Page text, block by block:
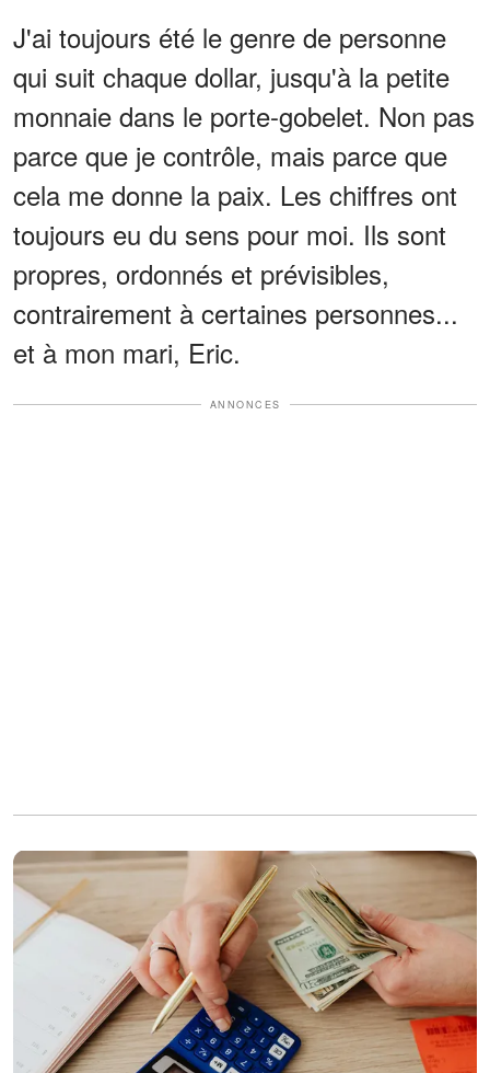
J'ai toujours été le genre de personne
qui suit chaque dollar, jusqu'à la petite
monnaie dans le porte-gobelet. Non pas
parce que je contrôle, mais parce que
cela me donne la paix. Les chiffres ont
toujours eu du sens pour moi. Ils sont
propres, ordonnés et prévisibles,
contrairement à certaines personnes...
et à mon mari, Eric.
ANNONCES